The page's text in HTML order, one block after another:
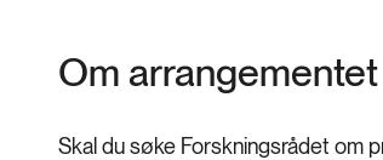
Om arrangementet
Skal du søke Forskningsrådet om